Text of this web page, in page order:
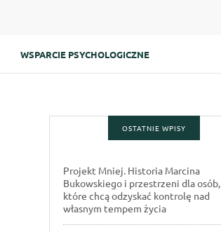
WSPARCIE PSYCHOLOGICZNE
OSTATNIE WPISY
Projekt Mniej. Historia Marcina
Bukowskiego i przestrzeni dla osób,
które chcą odzyskać kontrolę nad
własnym tempem życia